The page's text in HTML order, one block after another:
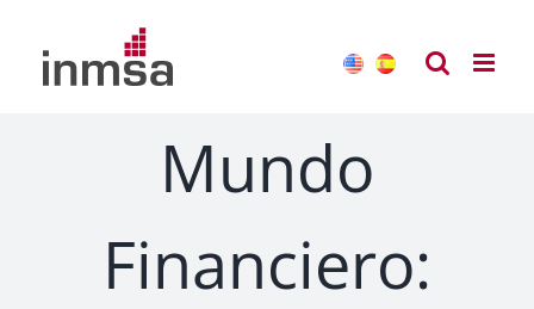
contenido
Mundo
Financiero: